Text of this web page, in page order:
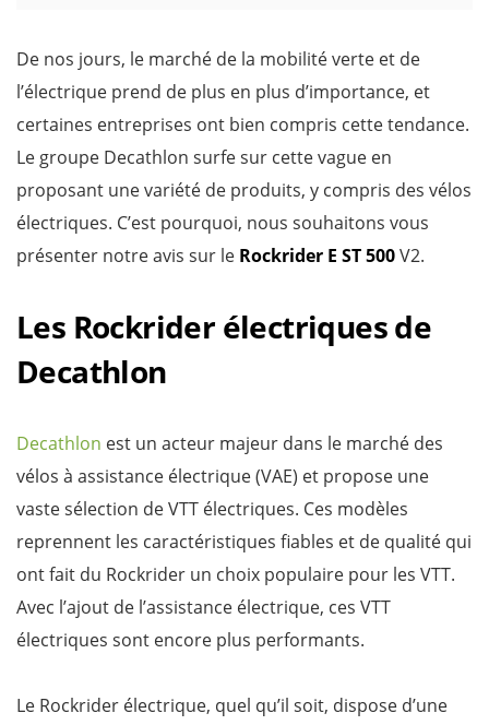
De nos jours, le marché de la mobilité verte et de
l’électrique prend de plus en plus d’importance, et
certaines entreprises ont bien compris cette tendance.
Le groupe Decathlon surfe sur cette vague en
proposant une variété de produits, y compris des vélos
électriques. C’est pourquoi, nous souhaitons vous
présenter notre avis sur le Rockrider E ST 500V2.
Les Rockrider électriques de
Decathlon
Decathlon est un acteur majeur dans le marché des
vélos à assistance électrique (VAE) et propose une
vaste sélection de VTT électriques. Ces modèles
reprennent les caractéristiques fiables et de qualité qui
ont fait du Rockrider un choix populaire pour les VTT.
Avec l’ajout de l’assistance électrique, ces VTT
électriques sont encore plus performants.
Le Rockrider électrique, quel qu’il soit, dispose d’une